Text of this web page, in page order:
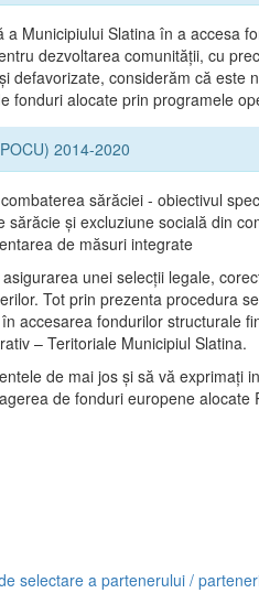
Municipiului Slatina în a accesa
dezvoltarea comunității, cu
defavorizate, considerăm că este
fonduri alocate prin programele
2014-2020
sărăciei - obiectivul
și excluziune socială din
de măsuri integrate
unei selecții legale,
Tot prin prezenta procedura
accesarea fondurilor structurale
– Teritoriale Municipiul Slatina.
de mai jos și să vă exprimați
de fonduri europene alocate
selectare a partenerului /